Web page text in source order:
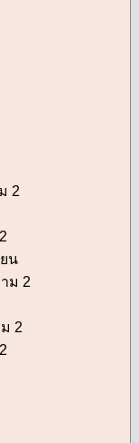
2
น
ม 2
2